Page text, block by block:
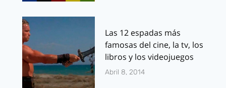
Las 12 espadas más
famosas del cine, la tv, los
libros y los videojuegos
Abril 8, 2014